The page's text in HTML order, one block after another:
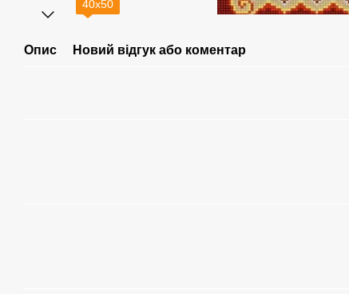
40х50
Опис Новий відгук або коментар